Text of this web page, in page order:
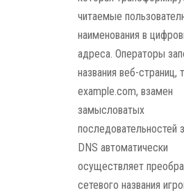
читаемые
наименования в
адреса. Операторы
названия веб-страниц,
example.com, взамен
замысловатых
последовательностей
DNS автоматически
осуществляет
сетевого названия